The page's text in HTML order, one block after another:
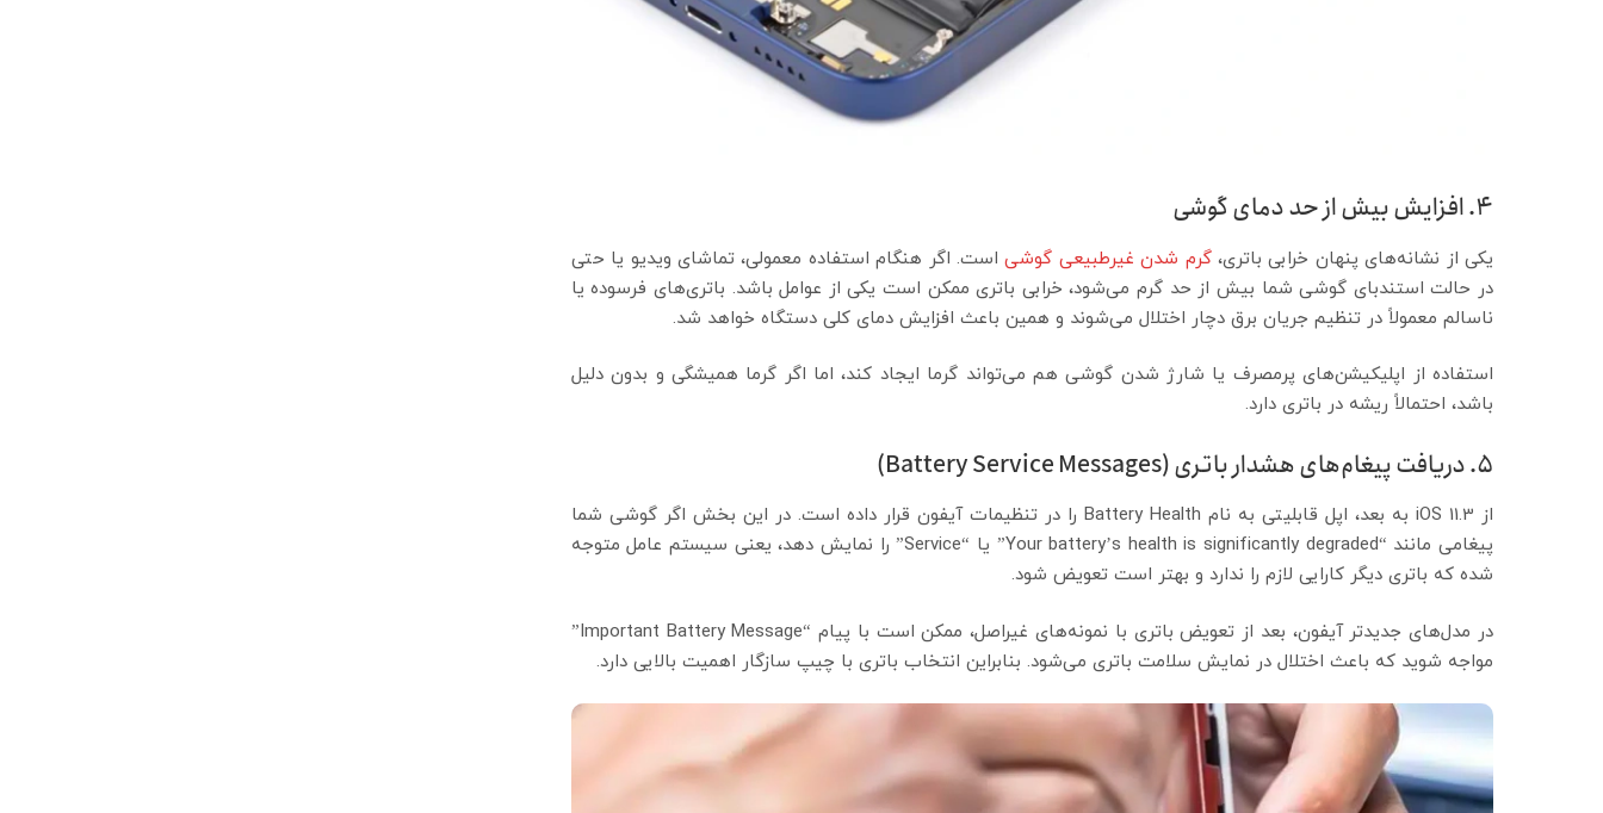
۴. افزایش بیش از حد دمای گوشی
یکی از نشانه‌های پنهان خرابی باتری،گرم شدن غیرطبیعی گوشیاست. اگر هنگام استفاده معمولی، تماشای ویدیو یا حتی
در حالت استندبای گوشی شما بیش از حد گرم می‌شود، خرابی باتری ممکن است یکی از عوامل باشد. باتری‌های فرسوده یا
ناسالم معمولاً در تنظیم جریان برق دچار اختلال می‌شوند و همین باعث افزایش دمای کلی دستگاه خواهد شد.
استفاده از اپلیکیشن‌های پرمصرف یا شارژ شدن گوشی هم می‌تواند گرما ایجاد کند، اما اگر گرما همیشگی و بدون دلیل
باشد، احتمالاً ریشه در باتری دارد.
۵. دریافت پیغام‌های هشدار باتری (Battery Service Messages)
از iOS 11.3 به بعد، اپل قابلیتی به نام Battery Health را در تنظیمات آیفون قرار داده است. در این بخش اگر گوشی شما
پیغامی مانند “Your battery’s health is significantly degraded” یا “Service” را نمایش دهد، یعنی سیستم عامل متوجه
شده که باتری دیگر کارایی لازم را ندارد و بهتر است تعویض شود.
در مدل‌های جدیدتر آیفون، بعد از تعویض باتری با نمونه‌های غیراصل، ممکن است با پیام “Important Battery Message”
مواجه شوید که باعث اختلال در نمایش سلامت باتری می‌شود. بنابراین انتخاب باتری با چیپ سازگار اهمیت بالایی دارد.